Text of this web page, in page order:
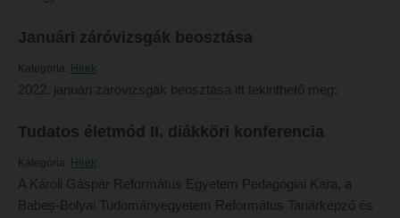
Olvasás- és írástanítás komplex fonomimikával
Liberty katalógus
Innováció a pedagógushivatásban
Tehetség - Hit - Identitás konferencia
PedKaszt – Bethlen-pályázat
Galéria
Olvasás- és írástanítás komplex fonomimikával
Januári záróvizsgák beosztása
Kategória: Hírek
2022. januári záróvizsgák beosztása itt tekinthető meg:
Tudatos életmód II. diákköri konferencia
Kategória: Hírek
A Károli Gáspár Református Egyetem Pedagógiai Kara, a
Babeș-Bolyai Tudományegyetem Református Tanárképző és